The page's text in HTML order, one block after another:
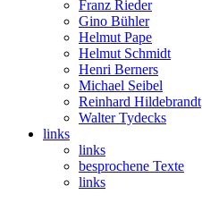
Franz Rieder
Gino Bühler
Helmut Pape
Helmut Schmidt
Henri Berners
Michael Seibel
Reinhard Hildebrandt
Walter Tydecks
links
links
besprochene Texte
links